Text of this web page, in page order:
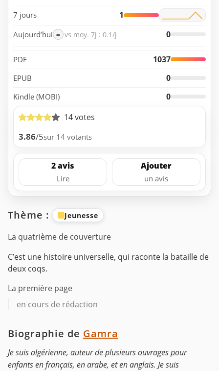
7 jours 1
Aujourd’hui = vs moy. 7j : 0.1/j 0
PDF 1037
EPUB 0
Kindle (MOBI)
0
14 votes
3.86/5sur 14 votants
2 avis
Lire
Ajouter
un avis
Thème : Jeunesse
La quatrième de couverture
C’est une histoire universelle, qui raconte la bataille de
deux coqs.
La première page
en cours de rédaction
Biographie de Gamra
Je suis algérienne, auteur de plusieurs ouvrages pour
enfants en français, en arabe, et en anglais. Je suis